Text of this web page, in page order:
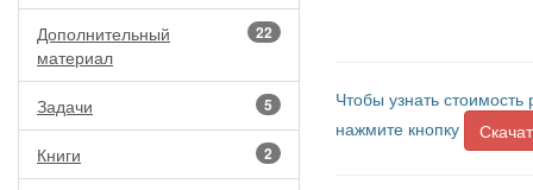
22
Дополнительный
материал
5
Задачи
2
Книги
Чтобы узнать
нажмите кнопку